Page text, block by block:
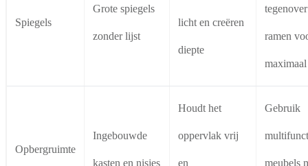
Spiegels
Grote spiegels
zonder lijst
licht en creëren
diepte
tegenover
ramen
Opbergruimte
Ingebouwde
kasten en nisjes
Houdt het
oppervlak vrij
en
Gebruik
meubels